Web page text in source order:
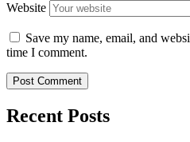
Website
Save my name, email, and
time I comment.
Recent Posts